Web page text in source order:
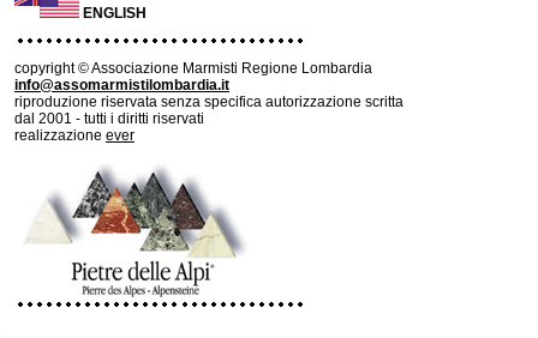
ENGLISH
copyright © Associazione Marmisti Regione Lombardia
info@assomarmistilombardia.it
riproduzione riservata senza specifica autorizzazione scritta
dal 2001 - tutti i diritti riservati
realizzazione ever